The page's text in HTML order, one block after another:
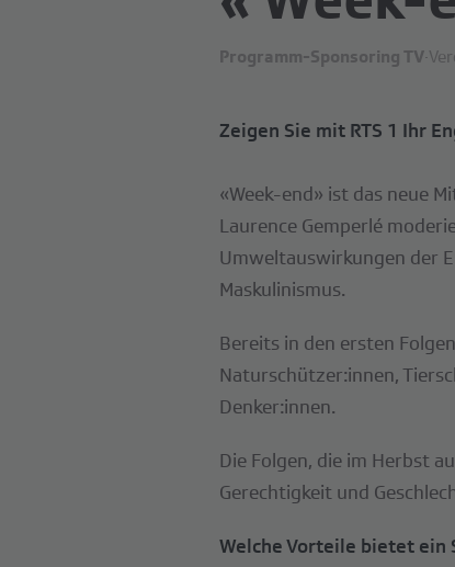
Programm-Sponsoring TV·
Zeigen Sie mit RTS 1 Ihr
«Week-end» ist das neue
Laurence Gemperlé
Umweltauswirkungen der
Maskulinismus.
Bereits in den ersten
Naturschützer:innen,
Denker:innen.
Die Folgen, die im Herbst
Gerechtigkeit und
Welche Vorteile bietet ein